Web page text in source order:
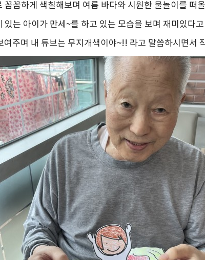
꼼꼼하게 색칠해보며 여름 바다와 시원한 물놀이를 떠
있는 아이가 만세~를 하고 있는 모습을 보며 재미있다
여주며 내 튜브는 무지개색이야~!! 라고 말씀하시면서